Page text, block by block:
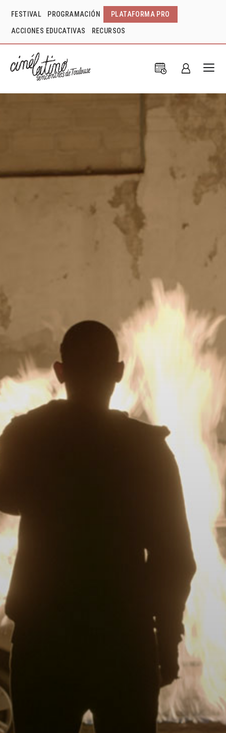
FESTIVAL PROGRAMACIÓN PLATAFORMA PRO
ACCIONES EDUCATIVAS RECURSOS